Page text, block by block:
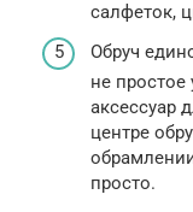
салфеток,
Обруч
не простое
аксессуар
центре
просто.